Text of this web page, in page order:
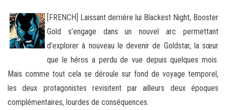
[FRENCH] Laissant derrière lui Blackest Night, Booster
Gold s’engage dans un nouvel arc permettant
d’explorer à nouveau le devenir de Goldstar, la sœur
que le héros a perdu de vue depuis quelques mois.
Mais comme tout cela se déroule sur fond de voyage temporel,
les deux protagonistes revisitent par ailleurs deux époques
complémentaires, lourdes de conséquences.